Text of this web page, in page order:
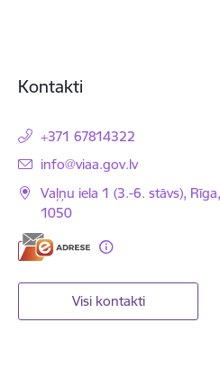
Kontakti
+371 67814322
E-pasts:
info@viaa.gov.lv
Vaļņu iela 1 (3.-6. stāvs),
1050
Visi kontakti